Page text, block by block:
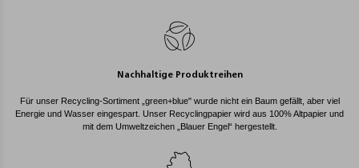
Nachhaltige Produktreihen
Für unser Recycling-Sortiment „green+blue" wurde nicht ein Baum gefällt, aber viel
Energie und Wasser eingespart. Unser Recyclingpapier wird aus 100% Altpapier und
mit dem Umweltzeichen „Blauer Engel“ hergestellt.